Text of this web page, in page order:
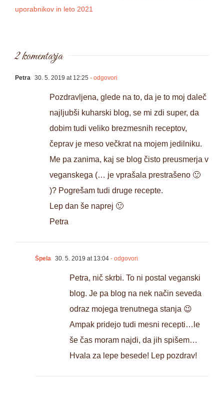
uporabnikov in leto 2021
2 komentarja
Petra 30. 5. 2019 at 12:25 - odgovori
Pozdravljena, glede na to, da je to moj daleč
najljubši kuharski blog, se mi zdi super, da
dobim tudi veliko brezmesnih receptov,
čeprav je meso večkrat na mojem jedilniku.
Me pa zanima, kaj se blog čisto preusmerja v
veganskega (… je vprašala prestrašeno 🙂
)? Pogrešam tudi druge recepte.
Lep dan še naprej 🙂
Petra
Špela 30. 5. 2019 at 13:04 - odgovori
Petra, nič skrbi. To ni postal veganski
blog. Je pa blog na nek način seveda
odraz mojega trenutnega stanja 😉
Ampak pridejo tudi mesni recepti…le
še čas moram najdi, da jih spišem…
Hvala za lepe besede! Lep pozdrav!